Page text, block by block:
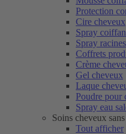
Protection
Cire cheveux
Spray
Spray racines
Coffrets
Crème
Gel cheveux
Laque
Poudre pour
Spray eau
Soins cheveux
Tout afficher